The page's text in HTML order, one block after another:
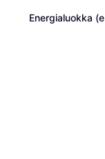
Energialuokka